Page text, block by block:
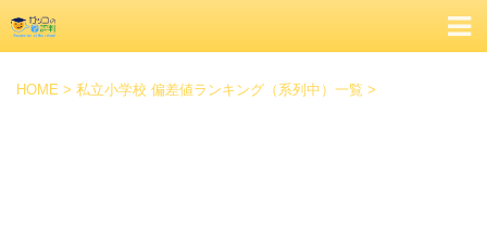
HOME > 私立小学校 偏差値ランキング（系列中）一覧 >